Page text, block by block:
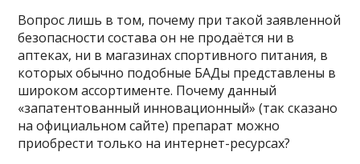
Вопрос лишь в том, почему при такой заявленной
безопасности состава он не продаётся ни в
аптеках, ни в магазинах спортивного питания, в
которых обычно подобные БАДы представлены в
широком ассортименте. Почему данный
«запатентованный инновационный» (так сказано
на официальном сайте) препарат можно
приобрести только на интернет-ресурсах?